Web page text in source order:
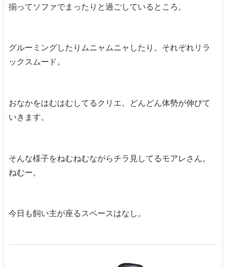
揃ってソファでまったりと過ごしているところ。
グルーミングしたりムニャムニャしたり。それぞれリラ
ックスムード。
おなかをはむはむしてるクリエ。どんどん体勢が伸びて
いきます。
そんな様子をねむねむながらチラ見してるモアレさん。
ねむー。
今日も飼い主が座るスペースはなし。